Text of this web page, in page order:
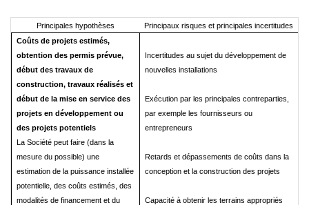
Principales hypothèses
Principaux risques et principales incertitudes
Coûts de projets estimés,
obtention des permis prévue,
début des travaux de
construction, travaux réalisés et
début de la mise en service des
projets en développement ou
des projets potentiels
La Société peut faire (dans la
mesure du possible) une
estimation de la puissance installée
potentielle, des coûts estimés, des
modalités de financement et du
Incertitudes au sujet du développement de
nouvelles installations
Exécution par les principales contreparties,
par exemple les fournisseurs ou
entrepreneurs
Retards et dépassements de coûts dans la
conception et la construction des projets
Capacité à obtenir les terrains appropriés